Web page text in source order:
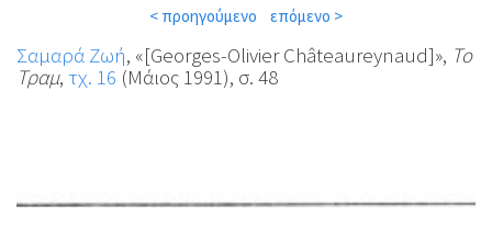
< προηγούμενο επόμενο >
Σαμαρά Ζωή, «[Georges-Olivier Châteaureynaud]», Το
Τραμ, τχ. 16 (Μάιος 1991), σ. 48